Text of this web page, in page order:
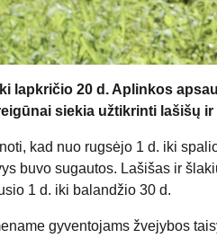
lapkričio 20 d. Aplinkos
siekia užtikrinti lašišų
kad nuo rugsėjo 1 d. iki
buvo sugautos. Lašišas ir
1 d. iki balandžio 30 d.
gyventojams žvejybos